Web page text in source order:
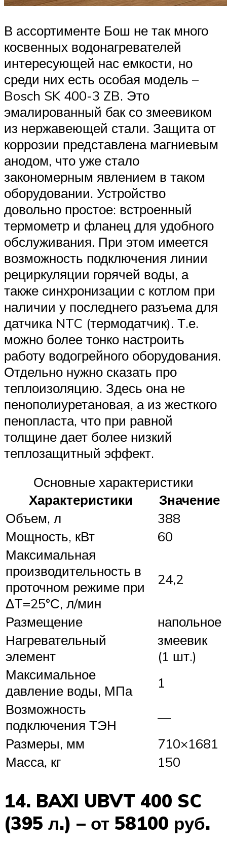
В ассортименте Бош не так много
косвенных водонагревателей
интересующей нас емкости, но
среди них есть особая модель –
Bosch SK 400-3 ZB. Это
эмалированный бак со змеевиком
из нержавеющей стали. Защита от
коррозии представлена магниевым
анодом, что уже стало
закономерным явлением в таком
оборудовании. Устройство
довольно простое: встроенный
термометр и фланец для удобного
обслуживания. При этом имеется
возможность подключения линии
рециркуляции горячей воды, а
также синхронизации с котлом при
наличии у последнего разъема для
датчика NTC (термодатчик). Т.е.
можно более тонко настроить
работу водогрейного оборудования.
Отдельно нужно сказать про
теплоизоляцию. Здесь она не
пенополиуретановая, а из жесткого
пенопласта, что при равной
толщине дает более низкий
теплозащитный эффект.
Основные характеристики
Характеристики
Значение
Объем, л
388
Мощность, кВт
60
Максимальная
производительность в
проточном режиме при
ΔT=25°С, л/мин
24,2
Размещение
напольное
Нагревательный
элемент
змеевик
(1 шт.)
Максимальное
давление воды, МПа
1
Возможность
подключения ТЭН
—
Размеры, мм
710×1681
Масса, кг
150
14. BAXI UBVT 400 SC
(395 л.) – от 58100 руб.